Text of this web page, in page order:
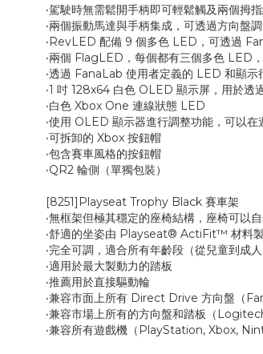
‧駕駛時無需鬆開手柄即可輕鬆觸及兩個拇
‧兩個振動馬達與手柄集成，可透過方向
‧RevLED 配備 9 個多色 LED，可透過
‧兩個 FlagLED，每個都有三個多色 LED
‧透過 FanaLab 使用者定義的 LED 和顯示
‧1 吋 128x64 白色 OLED 顯示屏，用於
‧白色 Xbox One 連線狀態 LED
‧使用 OLED 顯示器進行調整功能，可以
‧可拆卸的 Xbox 按鈕帽
‧包含賽車風格的按鈕帽
‧QR2 輪側（單獨包裝）
[8251]Playseat Trophy Black 賽車架
‧無框架但極其穩定的座椅結構，座椅可以
‧舒適的坐姿由 Playseat® ActiFit™ 材料
‧完全可調，適合所有年齡段（從兒童到成
‧適用於最大製動力的踏板
‧推薦用於直接驅動輪
‧兼容市面上所有 Direct Drive 方向盤（
‧兼容市場上所有的方向盤和踏板（
‧兼容所有遊戲機（PlayStation, Xbox,